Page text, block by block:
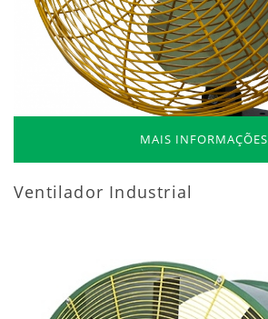
MAIS INFORMAÇÕES
Ventilador Industrial